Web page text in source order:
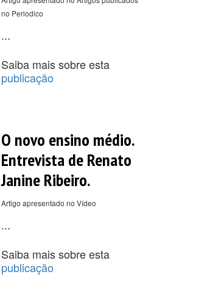
no Periodico
...
Saiba mais sobre esta
publicação
O novo ensino médio.
Entrevista de Renato
Janine Ribeiro.
Artigo apresentado no Vídeo
...
Saiba mais sobre esta
publicação